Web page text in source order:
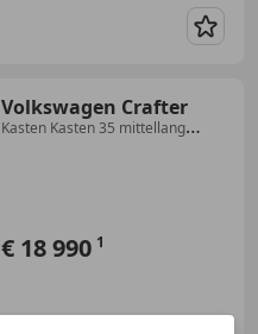
Volkswagen Crafter
Kasten Kasten 35 mittellang
€ 18 990 1